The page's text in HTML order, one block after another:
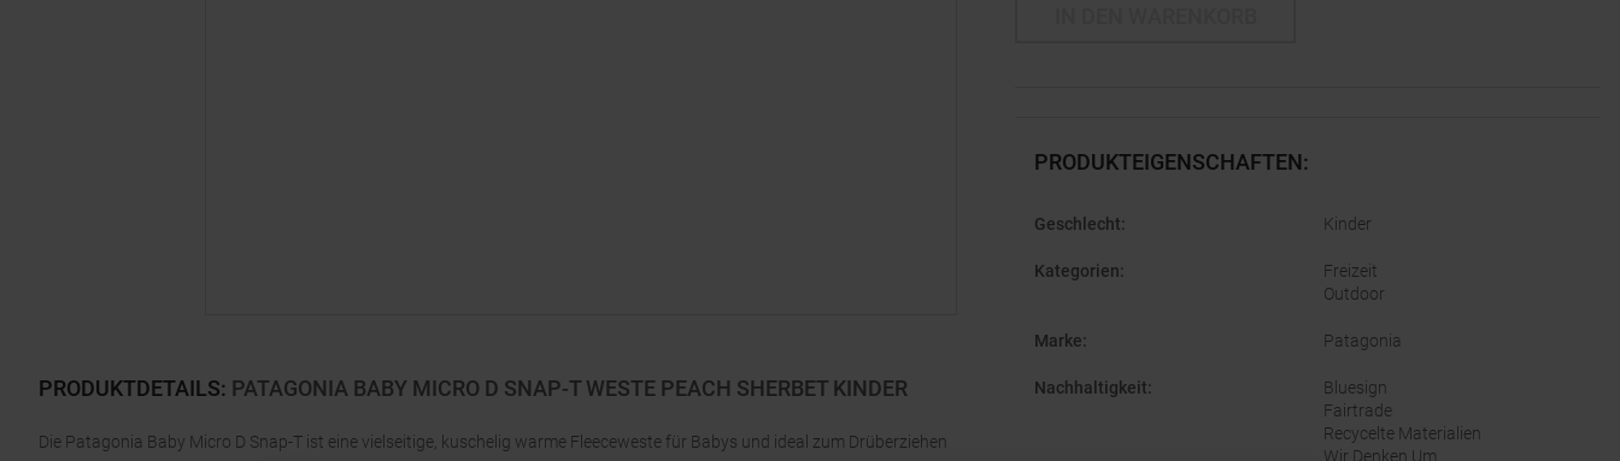
PRODUKTDETAILS: PATAGONIA BABY MICRO D SNAP-T WESTE PEACH SHERBET KINDER
Die Patagonia Baby Micro D Snap-T ist eine vielseitige, kuschelig warme Fleeceweste für Babys und ideal zum Drüberziehen
PRODUKTEIGENSCHAFTEN:
Geschlecht: Kinder
Kategorien:
Freizeit
Outdoor
Marke: Patagonia
Nachhaltigkeit:
Bluesign
Fairtrade
Recycelte Materialien
Wir Denken Um